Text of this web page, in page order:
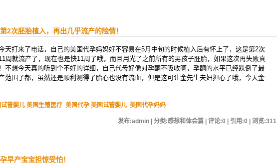
2次胚胎植入，再出几乎流产的险情！
天打来了电话，自己的美国代孕妈妈好不容易在5月中旬的时候植入后有怀上了，这是第2次
周就流产了，现在也是快11周了哦，而且用光了之前所有的男孩子胚胎，如果这次再失败真
不想今天真的听到个不好的详细，自己代母好像对孕酮不吸收啊，孕酮的水平已经跌倒了最
范围了都，虽然还是顺利测得了胎心也没有流血，但是这可让金先生夫妇担心了哦，今天金
管婴儿 美国生殖医疗 美国代孕 美国试管婴儿 美国代孕妈妈
发布:admin | 分类:感想和体会篇 | 评论:0 | 引用:0 | 浏览:311
早产宝宝担惊受怕！